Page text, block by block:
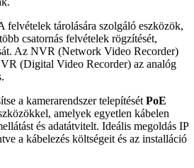
felvételek tárolására szolgáló eszközök,
csatornás felvételek rögzítését,
Az NVR (Network Video Recorder)
(Digital Video Recorder) az analóg
a kamerarendszer telepítését PoE
amelyek egyetlen kábelen
és adatátvitelt. Ideális megoldás IP
a kábelezés költségeit és az installáció